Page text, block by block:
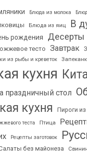
Блюда из молока
Блюда из яиц В
рождения Десерты
тесто Завтрак
из рыбы и креветок
кухня
праздничный стол
кухня Пироги
теста Птица
Рецепты заготовок
без майонеза